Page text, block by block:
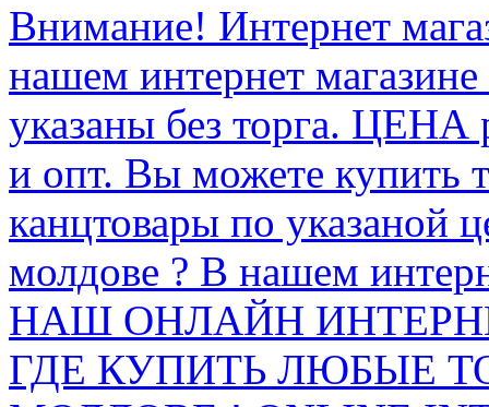
Внимание! Интернет
нашем интернет
указаны без торга.
и опт. Вы можете купить
канцтовары по указаной
молдове ? В нашем
НАШ ОНЛАЙН
ГДЕ КУПИТЬ ЛЮБЫЕ